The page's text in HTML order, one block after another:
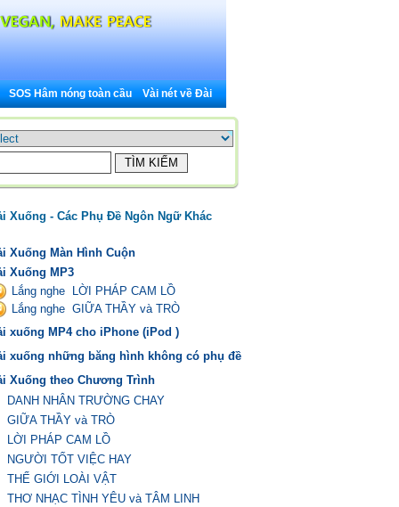
SOS Hâm nóng toàn cầu Vài nét về Đài
Xuống - Các Phụ Đề Ngôn Ngữ Khác
Xuống Màn Hình Cuộn
Xuống MP3
Lắng nghe LỜI PHÁP CAM LỒ
Lắng nghe GIỮA THẦY và TRÒ
xuống MP4 cho iPhone (iPod )
xuống những băng hình không có phụ đề
Xuống theo Chương Trình
DANH NHÂN TRƯỜNG CHAY
GIỮA THẦY và TRÒ
LỜI PHÁP CAM LỒ
NGƯỜI TỐT VIỆC HAY
THẾ GIỚI LOÀI VẬT
THƠ NHẠC TÌNH YÊU và TÂM LINH